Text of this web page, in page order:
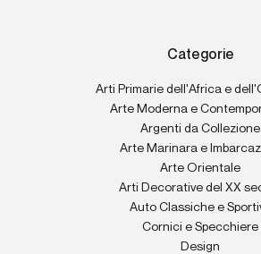
Categorie
Arti Primarie dell'Africa e
Arte Moderna e
Argenti da Collezione
Arte Marinara e
Arte Orientale
Arti Decorative del XX
Auto Classiche e
Cornici e Specchiere
Design